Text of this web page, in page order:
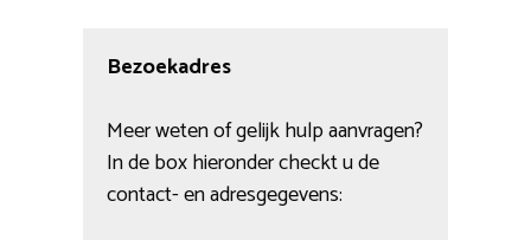
Bezoekadres
Meer weten of gelijk hulp aanvragen?
In de box hieronder checkt u de
contact- en adresgegevens: